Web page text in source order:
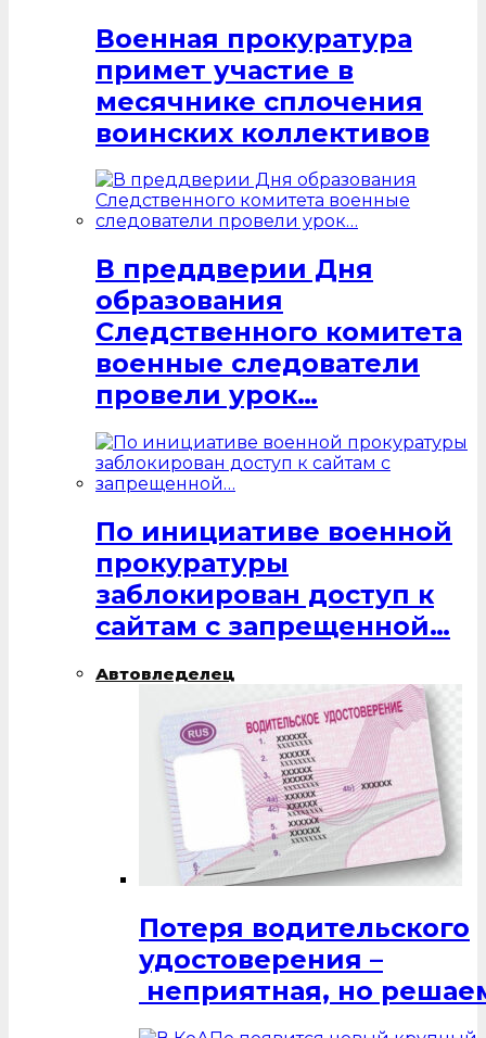
Военная прокуратура
примет участие в
месячнике сплочения
воинских коллективов
В преддверии Дня
образования
Следственного комитета
военные следователи
провели урок…
По инициативе военной
прокуратуры
заблокирован доступ к
сайтам с запрещенной…
Автовледелец
Потеря водительского
удостоверения –
неприятная, но